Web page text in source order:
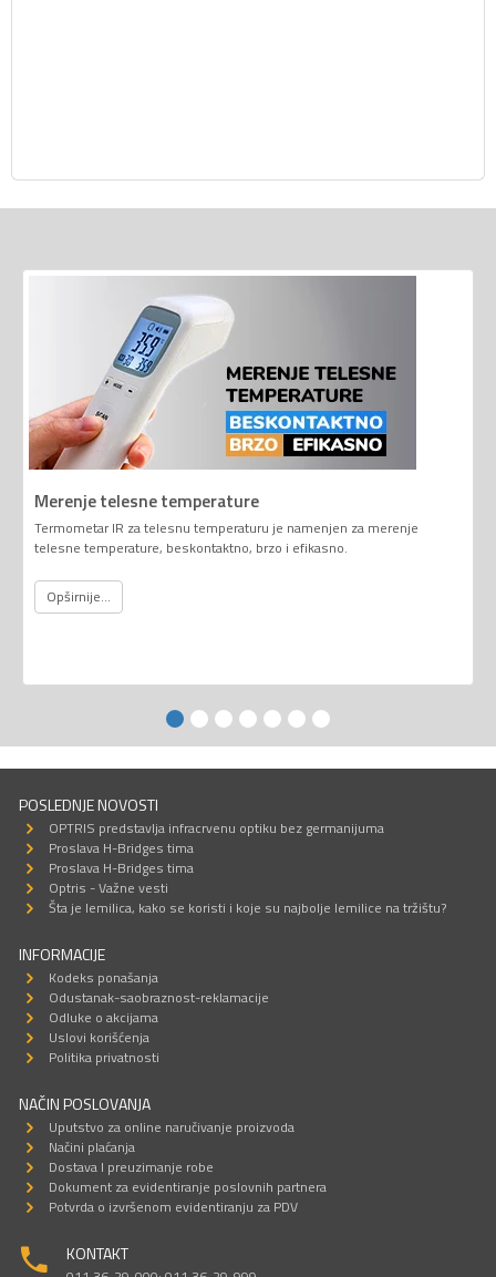
Merenje telesne temperature
Termometar IR za telesnu temperaturu je namenjen za merenje
telesne temperature, beskontaktno, brzo i efikasno.
Opširnije...
POSLEDNJE NOVOSTI
OPTRIS predstavlja infracrvenu optiku bez germanijuma
Proslava H-Bridges tima
Proslava H-Bridges tima
Optris - Važne vesti
Šta je lemilica, kako se koristi i koje su najbolje lemilice na tržištu?
INFORMACIJE
Kodeks ponašanja
Odustanak-saobraznost-reklamacije
Odluke o akcijama
Uslovi korišćenja
Politika privatnosti
NAČIN POSLOVANJA
Uputstvo za online naručivanje proizvoda
Načini plaćanja
Dostava I preuzimanje robe
Dokument za evidentiranje poslovnih partnera
Potvrda o izvršenom evidentiranju za PDV
KONTAKT